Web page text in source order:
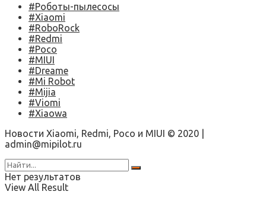
#Роботы-пылесосы
#Xiaomi
#RoboRock
#Redmi
#Poco
#MIUI
#Dreame
#Mi Robot
#Mijia
#Viomi
#Xiaowa
Новости Xiaomi, Redmi, Poco и MIUI © 2020 |
admin@mipilot.ru
Нет результатов
View All Result